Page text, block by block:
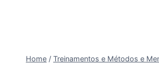
Home / Treinamentos e Métodos e